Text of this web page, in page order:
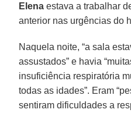
Elena estava a trabalhar
anterior nas urgências do
Naquela noite, “a sala
assustados” e havia
insuficiência respiratória
todas as idades”. Eram
sentiram dificuldades a